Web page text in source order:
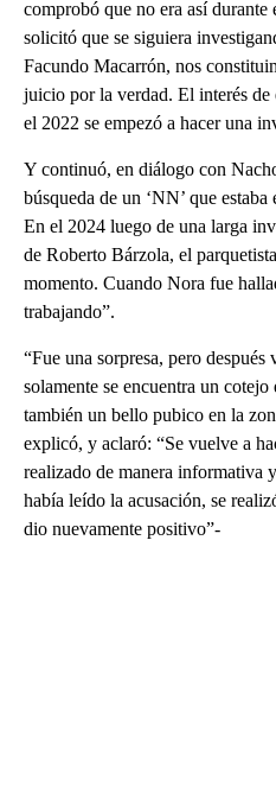
comprobó que no era así
solicitó que se siguiera
Facundo Macarrón, nos
juicio por la verdad. El interés de
el 2022 se empezó a hacer una
Y continuó, en diálogo con
búsqueda de un ‘NN’ que
En el 2024 luego de una larga
de Roberto Bárzola, el
momento. Cuando Nora fue
trabajando”.
“Fue una sorpresa, pero
solamente se encuentra un
también un bello pubico en la
explicó, y aclaró: “Se vuelve a
realizado de manera informativa
había leído la acusación, se
dio nuevamente positivo”-